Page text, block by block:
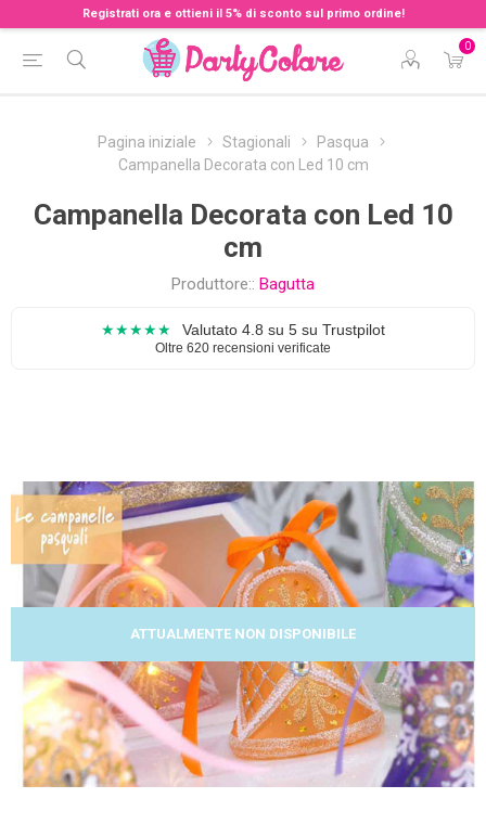
Registrati ora e ottieni il 5% di sconto sul primo ordine!
0
Pagina iniziale Stagionali
Pasqua
Campanella Decorata con Led 10 cm
Campanella Decorata con Led 10
cm
Produttore:: Bagutta
★★★★★ Valutato 4.8 su 5 su Trustpilot
Oltre 620 recensioni verificate
ATTUALMENTE NON DISPONIBILE